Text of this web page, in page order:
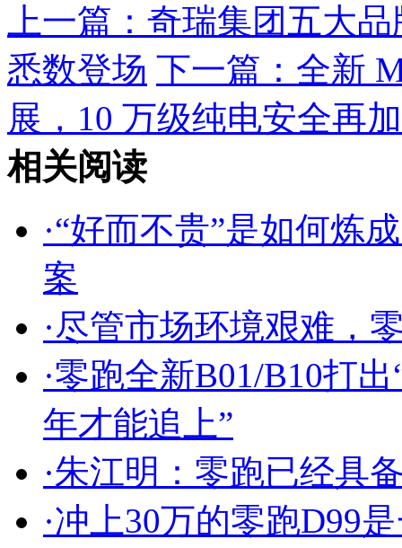
上一篇： 奇瑞集团五大
悉数登场 下一篇： 全新
展，10 万级纯电安全再
相关阅读
·“好而不贵”是如何炼
案
·尽管市场环境艰难，
·零跑全新B01/B10打
年才能追上”
·朱江明：零跑已经具
·冲上30万的零跑D99